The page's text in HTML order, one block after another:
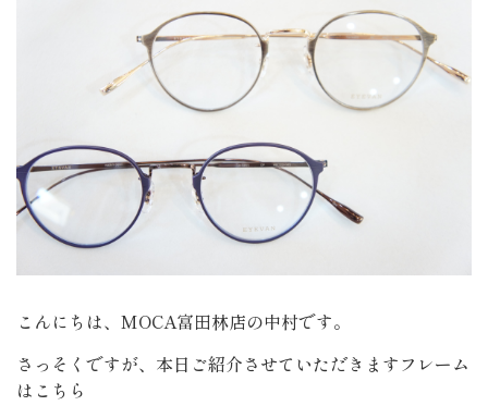
こんにちは、MOCA富田林店の中村です。
さっそくですが、本日ご紹介させていただきますフレーム
はこちら